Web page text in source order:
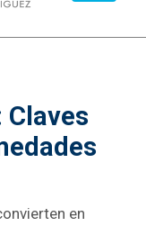
Claves
en